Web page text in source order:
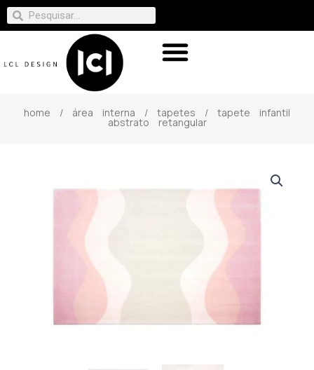
home / área interna / tapetes / tapete infantil
abstrato retangular